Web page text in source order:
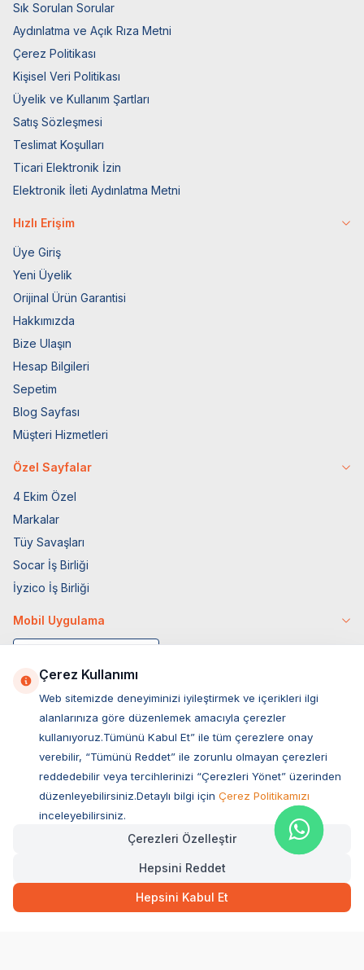
Sık Sorulan Sorular
Aydınlatma ve Açık Rıza Metni
Çerez Politikası
Kişisel Veri Politikası
Üyelik ve Kullanım Şartları
Satış Sözleşmesi
Teslimat Koşulları
Ticari Elektronik İzin
Elektronik İleti Aydınlatma Metni
Hızlı Erişim
Üye Giriş
Yeni Üyelik
Orijinal Ürün Garantisi
Hakkımızda
Bize Ulaşın
Hesap Bilgileri
Sepetim
Blog Sayfası
Müşteri Hizmetleri
Özel Sayfalar
4 Ekim Özel
Markalar
Tüy Savaşları
Socar İş Birliği
İyzico İş Birliği
Mobil Uygulama
Müşteri Hizmetleri
Sıkça Sorulan Sorular
Ovacık Mah. Hacıoğlu Sok. No:13 Başiskele / KOCAELİ
Müşteri Destek Hattı
Çerez Kullanımı
Web sitemizde deneyiminizi iyileştirmek ve içerikleri ilgi
alanlarınıza göre düzenlemek amacıyla çerezler
kullanıyoruz.Tümünü Kabul Et” ile tüm çerezlere onay
verebilir, “Tümünü Reddet” ile zorunlu olmayan çerezleri
reddedebilir veya tercihlerinizi “Çerezleri Yönet” üzerinden
düzenleyebilirsiniz.Detaylı bilgi için Çerez Politikamızı
inceleyebilirsiniz.
Çerezleri Özelleştir
Hepsini Reddet
Hepsini Kabul Et